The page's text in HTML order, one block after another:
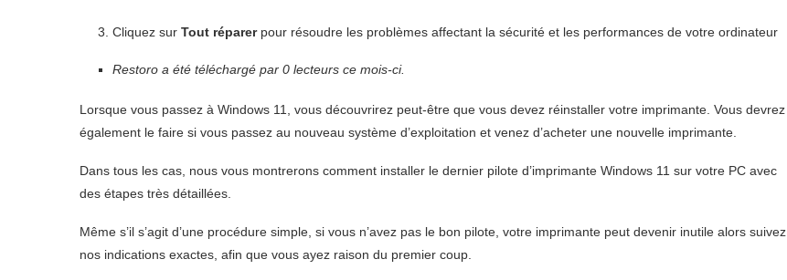
Cliquez sur Tout réparerpour résoudre les problèmes affectant la sécurité et les performances de votre ordinateur
Restoro a été téléchargé par 0 lecteurs ce mois-ci.
Lorsque vous passez à Windows 11, vous découvrirez peut-être que vous devez réinstaller votre imprimante. Vous devrez
également le faire si vous passez au nouveau système d’exploitation et venez d’acheter une nouvelle imprimante.
Dans tous les cas, nous vous montrerons comment installer le dernier pilote d’imprimante Windows 11 sur votre PC avec
des étapes très détaillées.
Même s’il s’agit d’une procédure simple, si vous n’avez pas le bon pilote, votre imprimante peut devenir inutile alors suivez
nos indications exactes, afin que vous ayez raison du premier coup.